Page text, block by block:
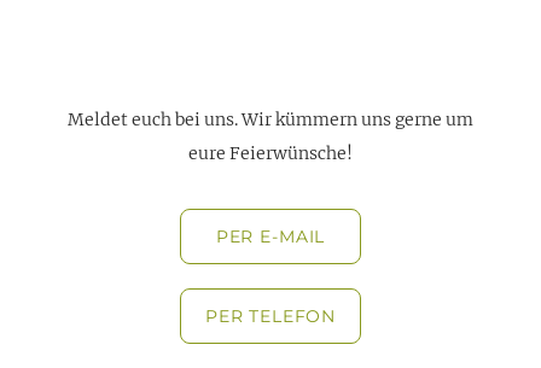
Meldet euch bei uns. Wir kümmern uns gerne um
eure Feierwünsche!
PER E-MAIL
PER TELEFON